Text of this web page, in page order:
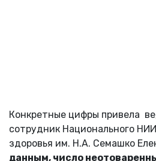
Конкретные цифры привела
сотрудник Национального
здоровья им. Н.А. Семашко
данным, число